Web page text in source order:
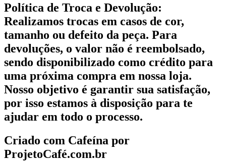
Política de Troca e Devolução:
Realizamos trocas em casos de cor,
tamanho ou defeito da peça. Para
devoluções, o valor não é reembolsado,
sendo disponibilizado como crédito para
uma próxima compra em nossa loja.
Nosso objetivo é garantir sua satisfação,
por isso estamos à disposição para te
ajudar em todo o processo.
Criado com Cafeína por
ProjetoCafé.com.br